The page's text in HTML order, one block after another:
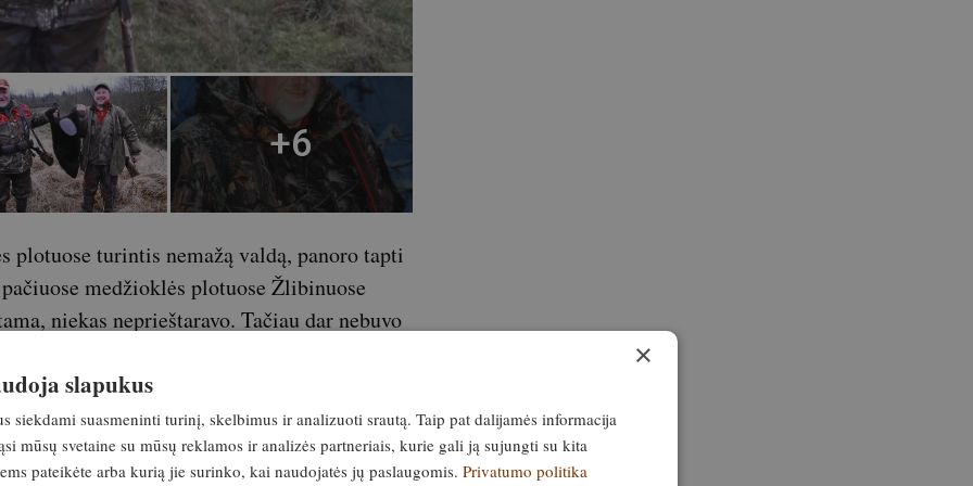
plotuose turintis nemažą valdą, panoro tapti
medžioklės plotuose Žlibinuose
niekas neprieštaravo. Tačiau dar nebuvo
kartą, dar nebūdamas klubo nariu, pas mus
Seimo narys, Žemės ūkio rūmų
išdarinėti vieną iš knislių. Pamaniau, jog tai
vėl tas pats, vėl sumedžiotų žvėrių
×
slapukus
siekdami suasmeninti turinį, skelbimus ir analizuoti srautą. Taip pat dalijamės informacija
mūsų svetaine su mūsų reklamos ir analizės partneriais, kurie gali ją sujungti su kita
pateikėte arba kurią jie surinko, kai naudojatės jų paslaugomis. Privatumo politika